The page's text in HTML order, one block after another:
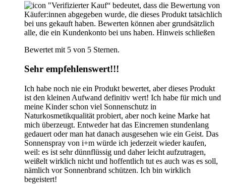
"Verifizierter Kauf“ bedeutet, dass die Bewertung von
Käufer:innen abgegeben wurde, die dieses Produkt tatsächlich
bei uns gekauft haben. Bewerten können aber grundsätzlich
alle, die ein Kundenkonto bei uns haben. Hinweis schließen
Bewertet mit 5 von 5 Sternen.
Sehr empfehlenswert!!!
Ich habe noch nie ein Produkt bewertet, aber dieses Produkt
ist den kleinen Aufwand definitiv wert! Ich habe für mich und
meine Kinder schon viel Sonnenschutz in
Naturkosmetikqualität probiert, aber noch keine Marke hat
mich überzeugt. Entweder hat das Eincremen stundenlang
gedauert oder man hat danach ausgesehen wie ein Geist. Das
Sonnenspray von i+m würde ich jederzeit wieder kaufen,
weil: es ist sehr dünnflüssig und daher leicht aufzutragen,
weißelt wirklich nicht und hoffentlich tut es auch was es soll,
nämlich vor Sonnenbrand schützen. Ich bin wirklich
begeistert!